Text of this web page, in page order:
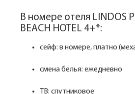
В номере отеля LINDOS
BEACH HOTEL 4+*:
сейф: в номере, платно
смена белья: ежедневно
ТВ: спутниковое